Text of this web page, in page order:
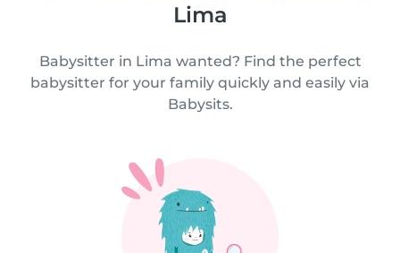
Lima
Babysitter in Lima wanted? Find the perfect
babysitter for your family quickly and easily via
Babysits.